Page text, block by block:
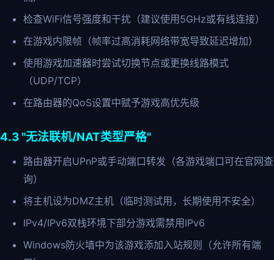
检查WiFi信号强度和干扰（建议使用5GHz或有线连接）
在游戏内限帧（帧率过高消耗网络带宽导致延迟增加）
使用游戏加速器时尝试切换节点或更换线路模式
（UDP/TCP）
在路由器的QoS设置中赋予游戏高优先级
4.3 "无法联机/NAT类型严格"
路由器开启UPnP或手动端口转发（各游戏端口可在官网查
询）
将主机设为DMZ主机（临时测试用，长期使用不安全）
IPv4/IPv6双栈环境下部分游戏需禁用IPv6
Windows防火墙中为该游戏添加入站规则（允许所有端